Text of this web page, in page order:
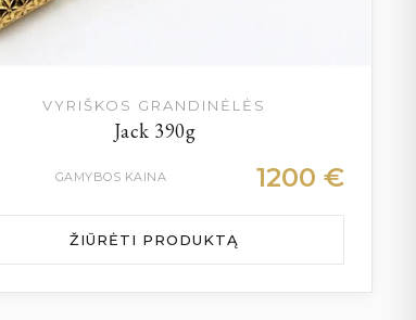
VYRIŠKOS GRANDINĖLĖS
Jack 390g
GAMYBOS KAINA 1200 €
ŽIŪRĖTI PRODUKTĄ